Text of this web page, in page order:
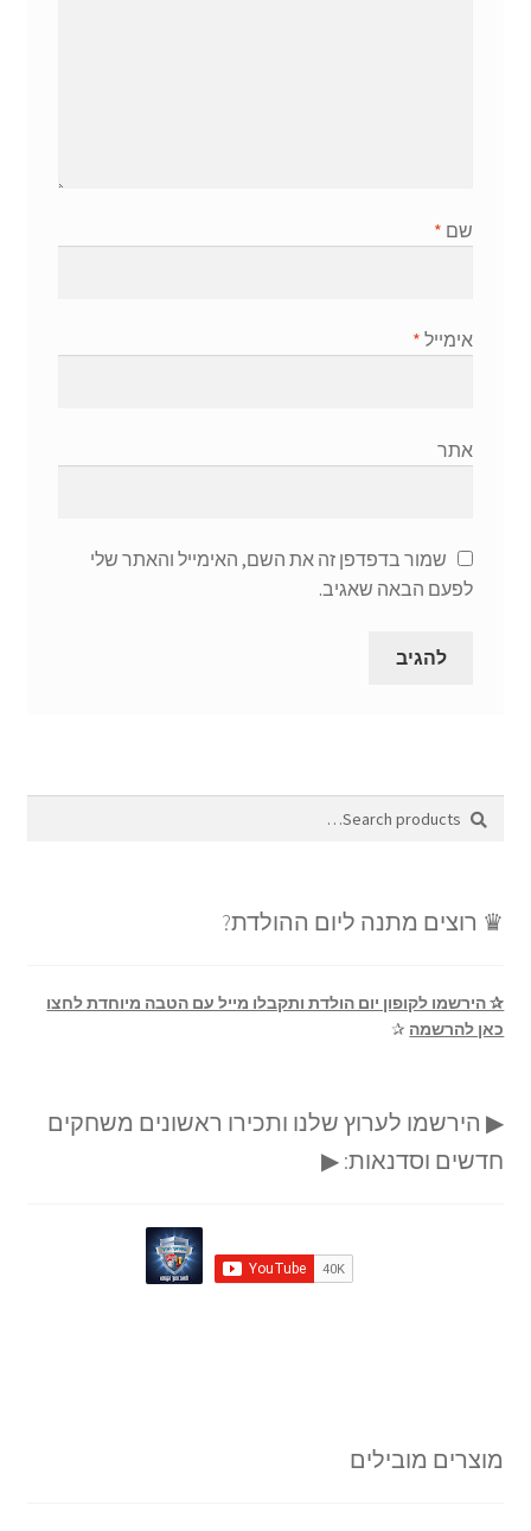
שם *
אימייל *
אתר
שמור בדפדפן זה את השם, האימייל והאתר שלי
לפעם הבאה שאגיב.
Search
for:
Search
♛ רוצים מתנה ליום ההולדת?
✰ הירשמו לקופון יום הולדת ותקבלו מייל עם הטבה מיוחדת לחצו
כאן להרשמה ✰
▶ הירשמו לערוץ שלנו ותכירו ראשונים משחקים
חדשים וסדנאות: ▶
מוצרים מובילים